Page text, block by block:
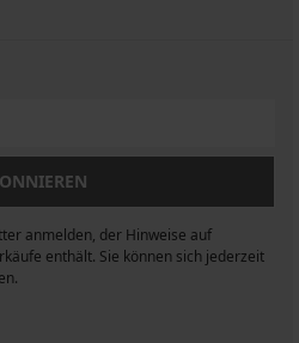
anmelden, der Hinweise auf
enthält. Sie können sich jederzeit